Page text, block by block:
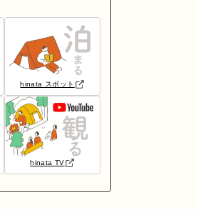
hinata スポット
hinata TV